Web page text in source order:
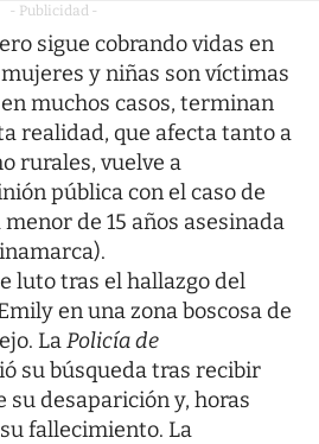
- Publicidad -
sigue cobrando vidas en
y niñas son víctimas
muchos casos, terminan
realidad, que afecta tanto a
rurales, vuelve a
pública con el caso de
menor de 15 años asesinada
luto tras el hallazgo del
en una zona boscosa de
LaPolicía de
su búsqueda tras recibir
su desaparición y, horas
fallecimiento. La